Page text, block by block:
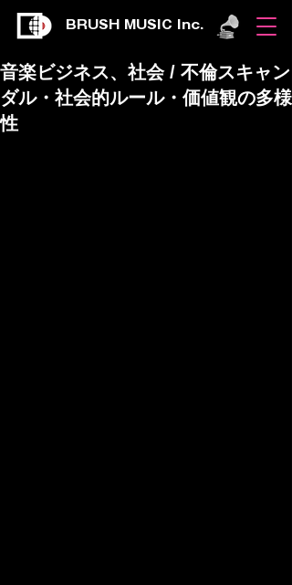
BRUSH MUSIC Inc.
音楽ビジネス、社会 / 不倫スキャン
ダル・社会的ルール・価値観の多様
性